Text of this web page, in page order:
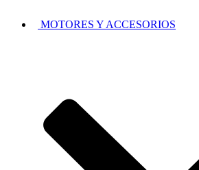
MOTORES Y ACCESORIOS